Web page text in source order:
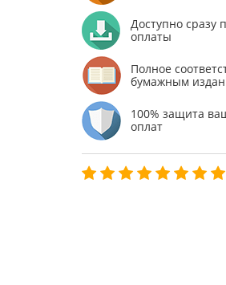
Доступно сразу
оплаты
Полное
бумажным
100% защита
оплат